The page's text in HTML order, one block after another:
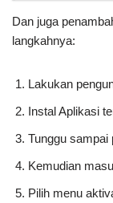
Dan juga
langkahnya:
Lakukan
Instal Aplikasi
Tunggu sampai
Kemudian
Pilih menu